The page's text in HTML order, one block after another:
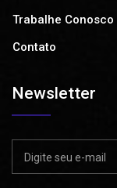
Trabalhe Conosco
Contato
Newsletter